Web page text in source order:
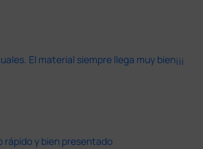
El material siempre llega muy bien¡¡¡
rápido y bien presentado